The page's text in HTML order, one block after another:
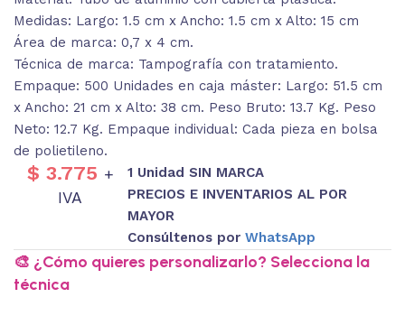
Medidas: Largo: 1.5 cm x Ancho: 1.5 cm x Alto: 15 cm
Área de marca: 0,7 x 4 cm.
Técnica de marca: Tampografía con tratamiento.
Empaque: 500 Unidades en caja máster: Largo: 51.5 cm
x Ancho: 21 cm x Alto: 38 cm. Peso Bruto: 13.7 Kg. Peso
Neto: 12.7 Kg. Empaque individual: Cada pieza en bolsa
de polietileno.
$ 3.775 +
IVA
1 Unidad SIN MARCA
PRECIOS E INVENTARIOS AL POR
MAYOR
Consúltenos por WhatsApp
🎨 ¿Cómo quieres personalizarlo? Selecciona la
técnica